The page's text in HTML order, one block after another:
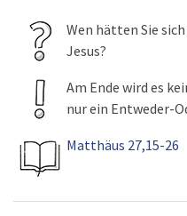
Wen hätten Sie
Jesus?
Am Ende wird es
nur ein Entweder-
Matthäus 27,15-26